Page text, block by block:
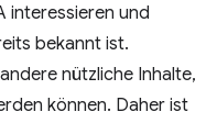
interessieren und
bekannt ist.
nützliche Inhalte,
können. Daher ist